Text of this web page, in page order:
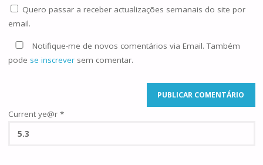
Quero passar a receber actualizações semanais do site por
email.
Notifique-me de novos comentários via Email. Também
pode se inscreversem comentar.
Current ye@r *